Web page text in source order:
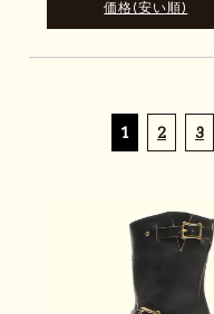
価格(安い順)
1 2 3